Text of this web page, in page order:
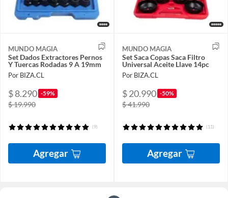
MUNDO MAGIA
Set Dados Extractores Pernos
Y Tuercas Rodadas 9 A 19mm
Por BIZA.CL
$ 8.290 -59%
$ 19.990
(9)
Agregar
MUNDO MAGIA
Set Saca Copas Saca Filtro
Universal Aceite Llave 14pc
Por BIZA.CL
$ 20.990 -50%
$ 41.990
(11)
Agregar